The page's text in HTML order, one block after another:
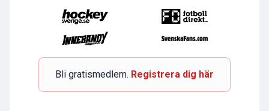
Bli gratismedlem. Registrera dig här